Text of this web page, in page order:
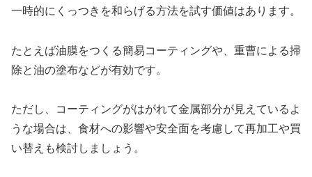
一時的にくっつきを和らげる方法を試す価値はあります。
たとえば油膜をつくる簡易コーティングや、重曹による掃
除と油の塗布などが有効です。
ただし、コーティングがはがれて金属部分が見えているよ
うな場合は、食材への影響や安全面を考慮して再加工や買
い替えも検討しましょう。